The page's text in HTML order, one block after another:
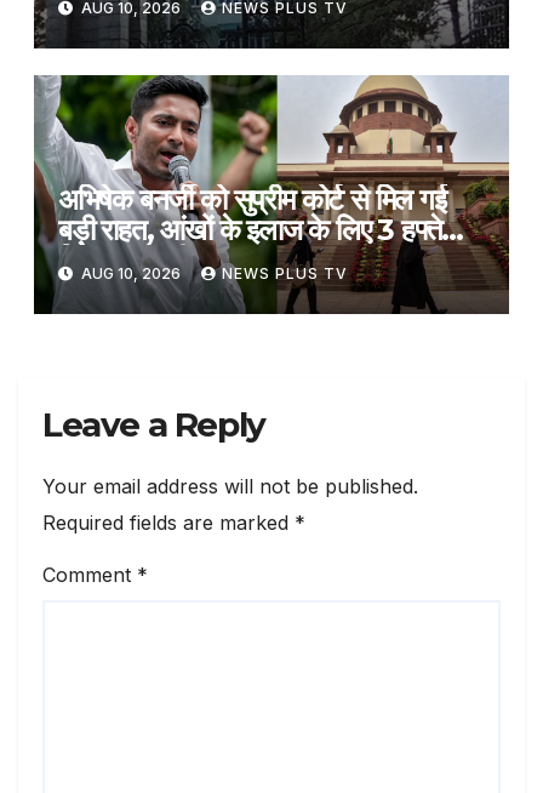
AUG 10, 2026 NEWS PLUS TV
अभिषेक बनर्जी को सुप्रीम कोर्ट से मिल गई
बड़ी राहत, आंखों के इलाज के लिए 3 हफ्ते
विदेश जाने की इजाजत​on August 10,
2026 at 9:53 am
AUG 10, 2026 NEWS PLUS TV
Leave a Reply
Your email address will not be published.
Required fields are marked *
Comment *